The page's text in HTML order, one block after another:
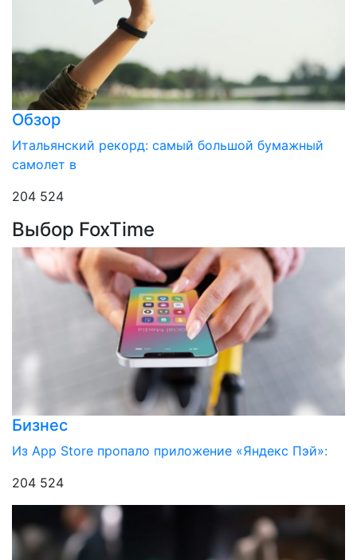
Обзор
Итальянский рекорд: самый большой бумажный
самолет в
204 524
Выбор FoxTime
Бизнес
Из App Store пропало приложение «Яндекс Пэй»:
204 524